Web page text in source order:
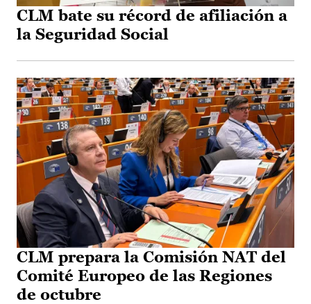
CLM bate su récord de afiliación a
la Seguridad Social
CLM prepara la Comisión NAT del
Comité Europeo de las Regiones
de octubre